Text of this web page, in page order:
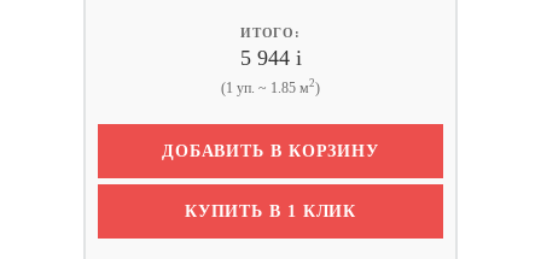
ИТОГО:
5 944 i
(1 уп. ~ 1.85 м2)
ДОБАВИТЬ В КОРЗИНУ
КУПИТЬ В 1 КЛИК